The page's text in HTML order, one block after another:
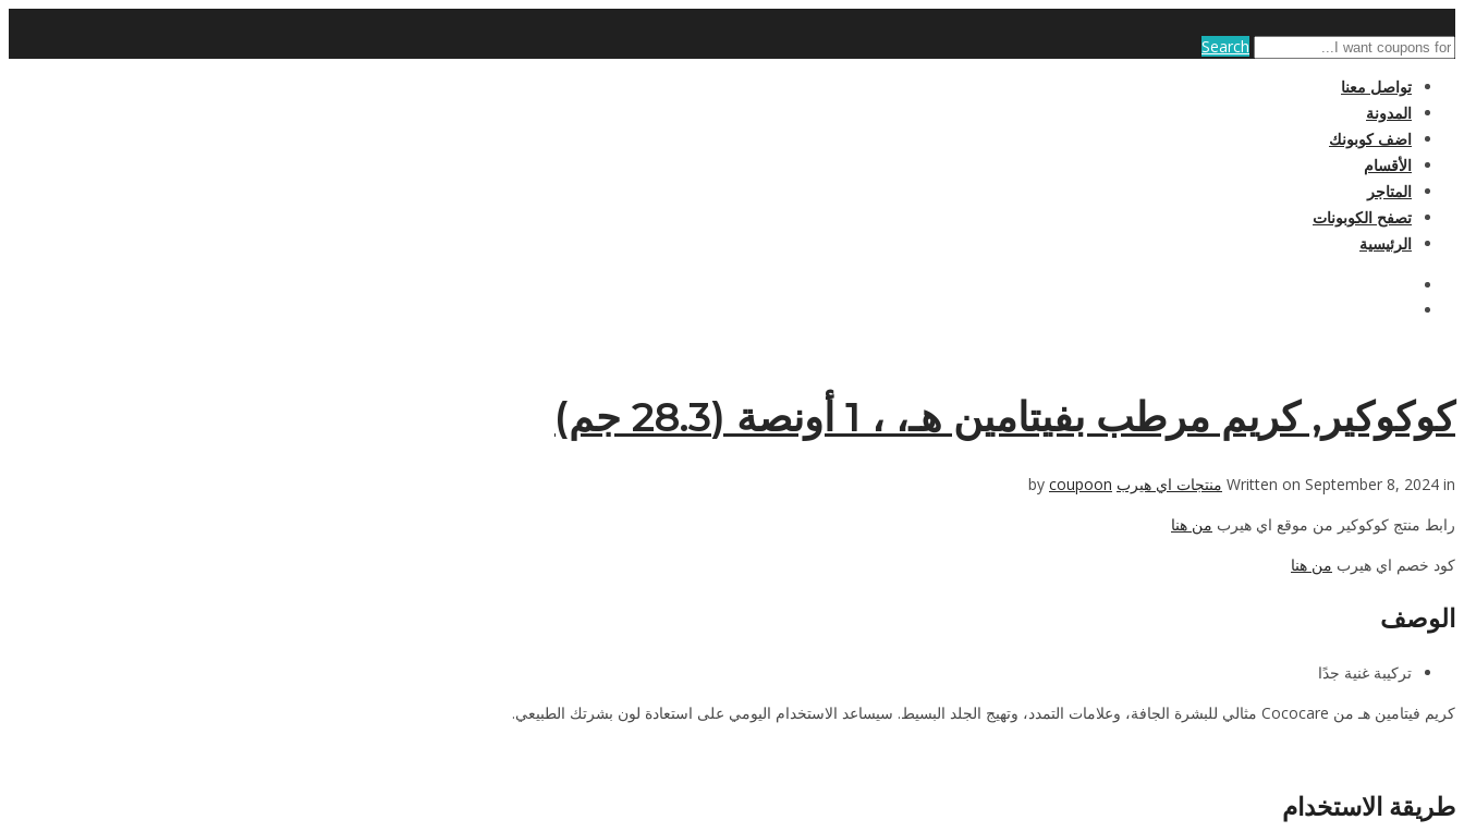
Search
تواصل معنا
المدونة
اضف كوبونك
الأقسام
المتاجر
تصفح الكوبونات
الرئيسية
كوكوكير‏, كريم مرطب بفيتامين هـ، ، 1 أونصة (28.3 جم)
Written on September 8, 2024 in منتجات اي هيرب coupoon
رابط منتج كوكوكير‏ من موقع اي هيرب من هنا
كود خصم اي هيرب من هنا
الوصف
تركيبة غنية جدًا
كريم فيتامين هـ من Cococare مثالي للبشرة الجافة، وعلامات التمدد، وتهيج الجلد البسيط. سيساعد الاستخدام اليومي على استعادة لون بشرتك الطبيعي.
طريقة الاستخدام